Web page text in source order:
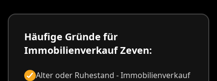
Häufige Gründe für
Immobilienverkauf Zeven:
Alter oder Ruhestand - Immobilienverkauf